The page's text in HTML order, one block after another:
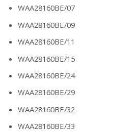
WAA28160BE/07
WAA28160BE/09
WAA28160BE/11
WAA28160BE/15
WAA28160BE/24
WAA28160BE/29
WAA28160BE/32
WAA28160BE/33